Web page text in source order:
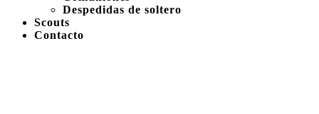
Despedidas de soltero
Scouts
Contacto